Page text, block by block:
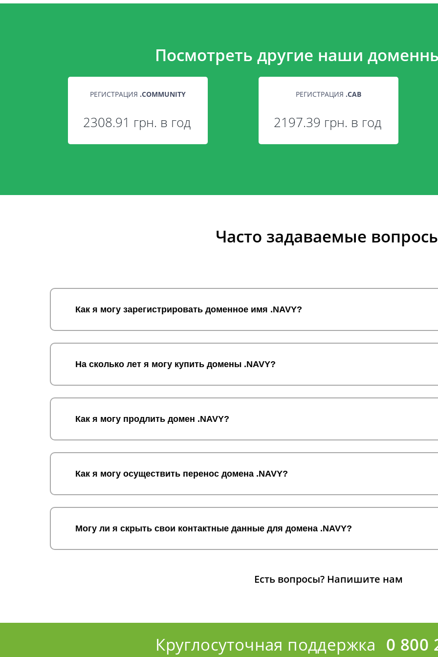
Посмотреть другие наши
РЕГИСТРАЦИЯ .COMMUNITY
2308.91 грн. в год
РЕГИСТРАЦИЯ .CAB
2197.39 грн. в год
Часто задаваемые
Как я могу зарегистрировать доменное имя .NAVY?
На сколько лет я могу купить домены .NAVY?
Как я могу продлить домен .NAVY?
Как я могу осуществить перенос домена .NAVY?
Могу ли я скрыть свои контактные данные для домена .NAVY?
Есть вопросы? Напишите нам
Круглосуточная поддержка 0 800